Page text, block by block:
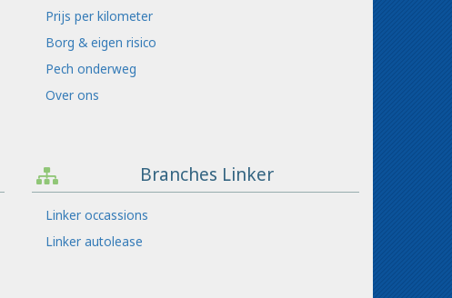
Prijs per kilometer
Borg & eigen risico
Pech onderweg
Over ons
Branches Linker
Linker occassions
Linker autolease